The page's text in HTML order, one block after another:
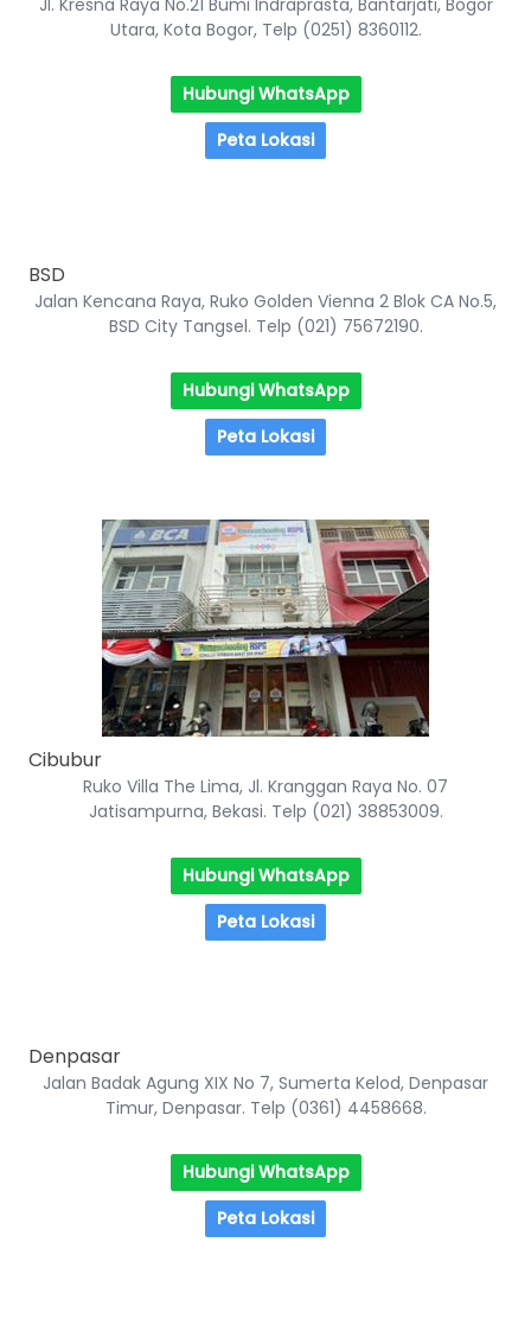
Jl. Kresna Raya No.21 Bumi Indraprasta, Bantarjati, Bogor
Utara, Kota Bogor, Telp (0251) 8360112.
Hubungi WhatsApp
Peta Lokasi
BSD
Jalan Kencana Raya, Ruko Golden Vienna 2 Blok CA No.5,
BSD City Tangsel. Telp (021) 75672190.
Hubungi WhatsApp
Peta Lokasi
Cibubur
Ruko Villa The Lima, Jl. Kranggan Raya No. 07
Jatisampurna, Bekasi. Telp (021) 38853009.
Hubungi WhatsApp
Peta Lokasi
Denpasar
Jalan Badak Agung XIX No 7, Sumerta Kelod, Denpasar
Timur, Denpasar. Telp (0361) 4458668.
Hubungi WhatsApp
Peta Lokasi